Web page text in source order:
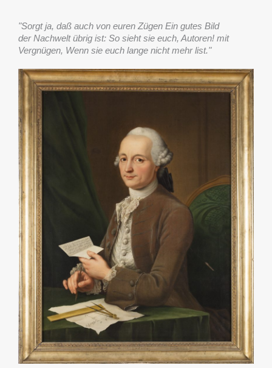
"Sorgt ja, daß auch von euren Zügen Ein gutes Bild
der Nachwelt übrig ist: So sieht sie euch, Autoren! mit
Vergnügen, Wenn sie euch lange nicht mehr list."